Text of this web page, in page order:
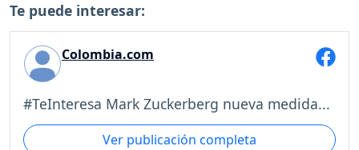
Te puede interesar:
Colombia.com
#TeInteresa Mark Zuckerberg nueva medida...
Ver publicación completa